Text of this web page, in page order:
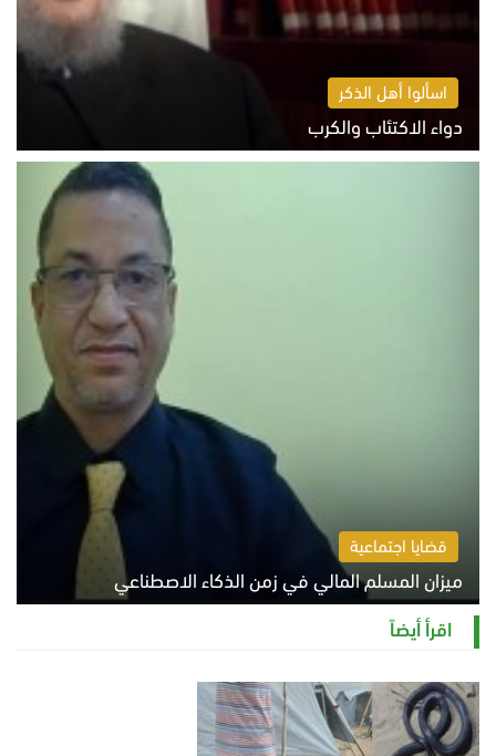
اسألوا أهل الذكر
دواء الاكتئاب والكرب
السبت 8 أغسطس 2026 10:54 ص
قضايا اجتماعية
ميزان المسلم المالي في زمن الذكاء الاصطناعي
السبت 8 أغسطس 2026 11:21 ص
اقرأ أيضاً